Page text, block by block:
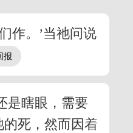
作。’当祂问说
是瞎眼，需要
死，然而因着